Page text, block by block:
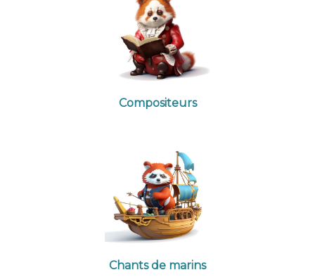
Compositeurs
Chants de marins